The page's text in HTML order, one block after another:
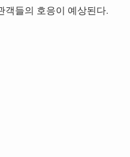
객들의 호응이 예상된다.